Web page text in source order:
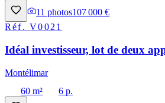
11 photos107 000 €
Réf.V0021
Idéal investisseur, lot de deux
Montélimar
60 m²
6 p.